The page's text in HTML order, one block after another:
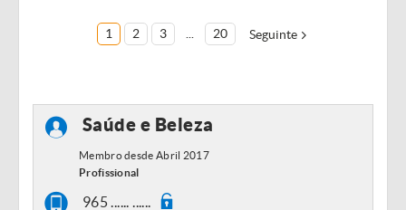
1 2 3 20 Seguinte
Saúde e Beleza
Membro desde Abril 2017
Profissional
965 ...... ......